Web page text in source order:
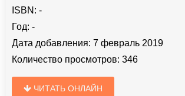
ISBN: -
Год: -
Дата добавления: 7 февраль 2019
Количество просмотров: 346
ЧИТАТЬ ОНЛАЙН